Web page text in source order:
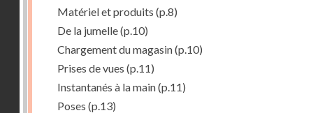
Matériel et produits (p.8)
De la jumelle(p.10)
Chargement du magasin(p.10)
Prises de vues (p.11)
Instantanés à la main(p.11)
Poses (p.13)